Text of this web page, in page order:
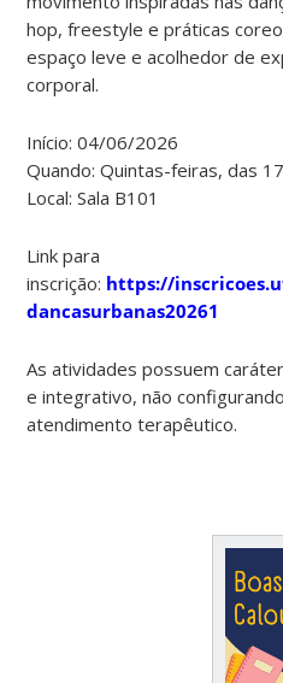
hop, freestyle e práticas
espaço leve e acolhedor de
corporal.
Início: 04/06/2026
Quando: Quintas-feiras, das
Local: Sala B101
Link para
inscrição: https://
dancasurbanas20261
As atividades possuem
e integrativo, não
atendimento terapêutico.